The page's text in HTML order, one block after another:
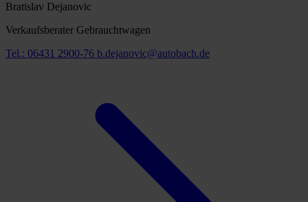
Bratislav Dejanovic
Verkaufsberater Gebrauchtwagen
Tel.: 06431 2900-76 b.dejanovic@autobach.de